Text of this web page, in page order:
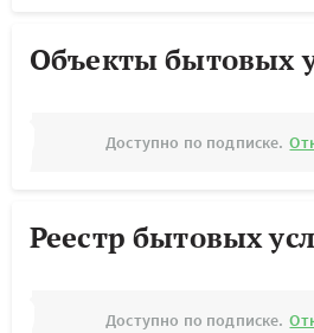
Объекты бытовых
Доступно по подписке.
Реестр бытовых
Доступно по подписке.